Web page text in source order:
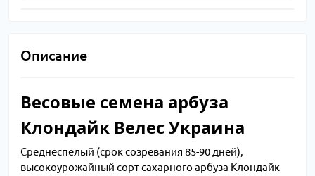
Описание
Весовые семена арбуза
Клондайк Велес Украина
Среднеспелый (срок созревания 85-90 дней),
высокоурожайный сорт сахарного арбуза Клондайк